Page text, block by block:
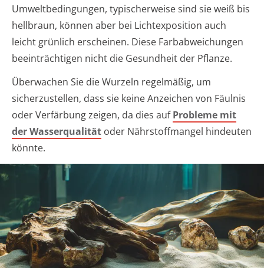
Umweltbedingungen, typischerweise sind sie weiß bis
hellbraun, können aber bei Lichtexposition auch
leicht grünlich erscheinen. Diese Farbabweichungen
beeinträchtigen nicht die Gesundheit der Pflanze.
Überwachen Sie die Wurzeln regelmäßig, um
sicherzustellen, dass sie keine Anzeichen von Fäulnis
oder Verfärbung zeigen, da dies aufProbleme mit
der Wasserqualität oder Nährstoffmangel hindeuten
könnte.